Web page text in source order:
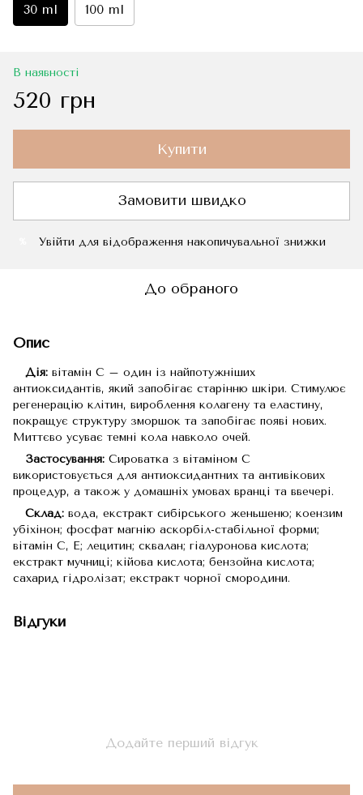
30 ml 100 ml
В наявності
520 грн
Купити
Замовити швидко
Увійти для відображення накопичувальної знижки
До обраного
Опис
Дія: вітамін С – один із найпотужніших
антиоксидантів, який запобігає старінню шкіри. Стимулює
регенерацію клітин, вироблення колагену та еластину,
покращує структуру зморшок та запобігає появі нових.
Миттєво усуває темні кола навколо очей.
Застосування: Сироватка з вітаміном С
використовується для антиоксидантних та антивікових
процедур, а також у домашніх умовах вранці та ввечері.
Склад: вода, екстракт сибірського женьшеню; коензим
убіхінон; фосфат магнію аскорбіл-стабільної форми;
вітамін С, Е; лецитин; сквалан; гіалуронова кислота;
екстракт мучниці; кійова кислота; бензойна кислота;
сахарид гідролізат; екстракт чорної смородини.
Відгуки
Додайте перший відгук